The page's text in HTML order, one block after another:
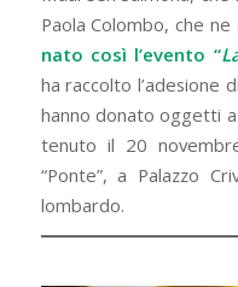
Paola Colombo, che ne
nato così l’evento “
ha raccolto l’adesione
hanno donato oggetti
tenuto il 20
“Ponte”, a Palazzo
lombardo.